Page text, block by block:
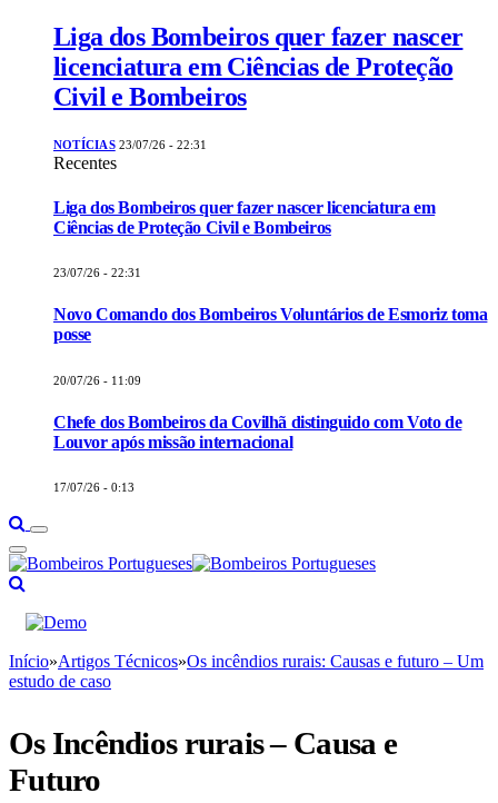
Liga dos Bombeiros quer fazer nascer
licenciatura em Ciências de Proteção
Civil e Bombeiros
NOTÍCIAS 23/07/26 - 22:31
Recentes
Liga dos Bombeiros quer fazer nascer licenciatura em
Ciências de Proteção Civil e Bombeiros
23/07/26 - 22:31
Novo Comando dos Bombeiros Voluntários de Esmoriz toma
posse
20/07/26 - 11:09
Chefe dos Bombeiros da Covilhã distinguido com Voto de
Louvor após missão internacional
17/07/26 - 0:13
Início»Artigos Técnicos»Os incêndios rurais: Causas e futuro – Um
estudo de caso
Os Incêndios rurais – Causa e
Futuro